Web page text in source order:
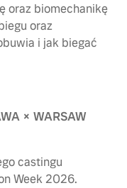
oraz biomechanikę
oraz
i jak biegać
× WARSAW
castingu
Week 2026.